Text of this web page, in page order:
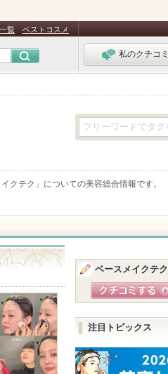
覧 ベストコスメ
私のクチコミ
クテク 」についての美容総合情報です。
ベースメイクテク
注目トピックス